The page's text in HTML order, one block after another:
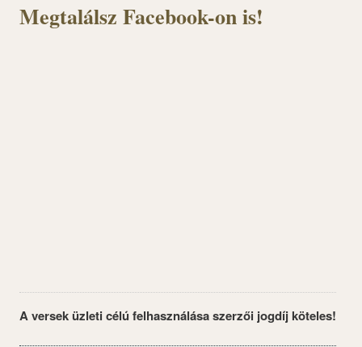
Megtalálsz Facebook-on is!
A versek üzleti célú felhasználása szerzői jogdíj köteles!